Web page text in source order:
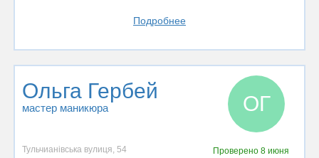
Подробнее
Ольга Гербей
мастер маникюра ОГ
Тульчианівська вулиця, 54 Проверено8 июня